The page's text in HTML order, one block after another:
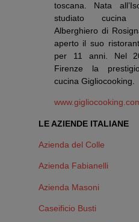
toscana. Nata
studiato cucina
Alberghiero di
aperto il suo
per 11 anni. Nel
Firenze la
cucina Gigliocooking.
LE AZIENDE ITALIANE
Azienda del Colle
Azienda Fabianelli
Azienda Masoni
Caseificio Busti